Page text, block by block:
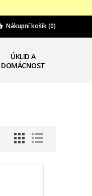
Nákupní košík(0)
ÚKLID A
DOMÁCNOST